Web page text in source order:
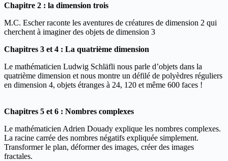
Chapitre 2 : la dimension trois
M.C. Escher raconte les aventures de créatures de dimension 2 qui
cherchent à imaginer des objets de dimension 3
Chapitres 3 et 4 : La quatrième dimension
Le mathématicien Ludwig Schläfli nous parle d’objets dans la
quatrième dimension et nous montre un défilé de polyèdres réguliers
en dimension 4, objets étranges à 24, 120 et même 600 faces !
Chapitres 5 et 6 : Nombres complexes
Le mathématicien Adrien Douady explique les nombres complexes.
La racine carrée des nombres négatifs expliquée simplement.
Transformer le plan, déformer des images, créer des images
fractales.